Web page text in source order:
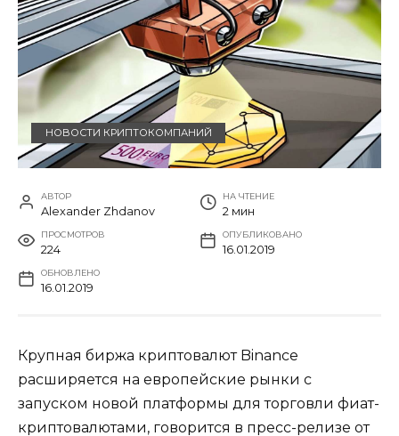
НОВОСТИ КРИПТОКОМПАНИЙ
АВТОР
Alexander Zhdanov
НА ЧТЕНИЕ
2 мин
ПРОСМОТРОВ
224
ОПУБЛИКОВАНО
16.01.2019
ОБНОВЛЕНО
16.01.2019
Крупная биржа криптовалют Binance
расширяется на европейские рынки с
запуском новой платформы для торговли фиат-
криптовалютами, говорится в пресс-релизе от